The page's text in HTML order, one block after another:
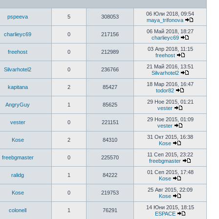
pspeeva 5 308053
06 Юли 2018, 09:54
maya_trifonova
charlieyc69 0 217156
06 Май 2018, 18:27
charlieyc69
freehost 0 212989
03 Апр 2018, 11:15
freehost
Silvarhotel2 0 236766
21 Май 2016, 13:51
Silvarhotel2
kapitana 2 85427
18 Мар 2016, 16:47
todor82
AngryGuy 1 85625
29 Ное 2015, 01:21
vester
vester 0 221151
29 Ное 2015, 01:09
vester
Kose 2 84310
31 Окт 2015, 16:38
Kose
freebgmaster 0 225570
11 Сеп 2015, 23:22
freebgmaster
ralidg 1 84222
01 Сеп 2015, 17:48
Kose
Kose 0 219753
25 Авг 2015, 22:09
Kose
colonell 1 76291
14 Юни 2015, 18:15
ESPACE